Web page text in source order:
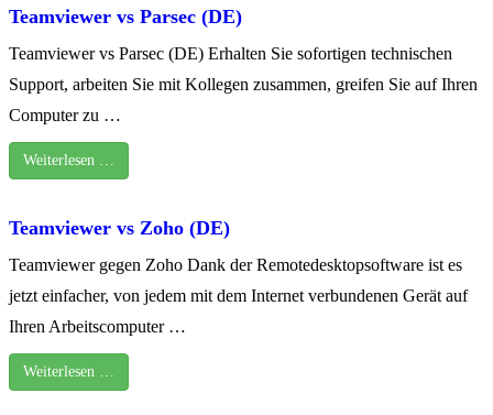
Teamviewer vs Parsec (DE)
Teamviewer vs Parsec (DE) Erhalten Sie sofortigen technischen
Support, arbeiten Sie mit Kollegen zusammen, greifen Sie auf Ihren
Computer zu …
Weiterlesen …
Teamviewer vs Zoho (DE)
Teamviewer gegen Zoho Dank der Remotedesktopsoftware ist es
jetzt einfacher, von jedem mit dem Internet verbundenen Gerät auf
Ihren Arbeitscomputer …
Weiterlesen …